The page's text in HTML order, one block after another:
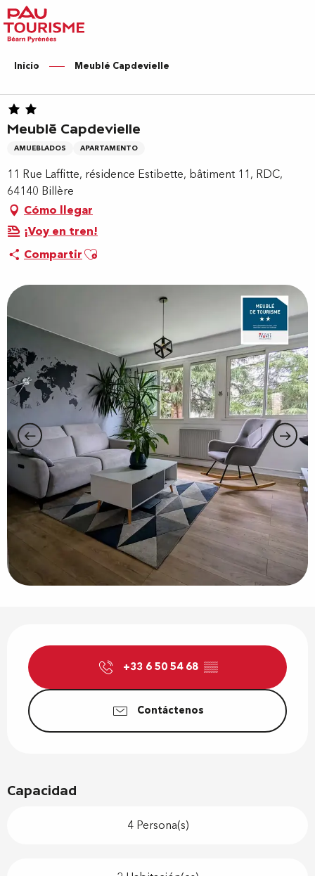
Aller
au
contenu
principal
Inicio Meublé Capdevielle
Meublé Capdevielle
AMUEBLADOS APARTAMENTO
11 Rue Laffitte, résidence Estibette, bâtiment 11, RDC,
64140 Billère
Cómo llegar
¡Voy en tren!
CompartirAjouter aux favoris
+33 6 50 54 68 ▒▒
Contáctenos
Capacidad
4 Persona(s)